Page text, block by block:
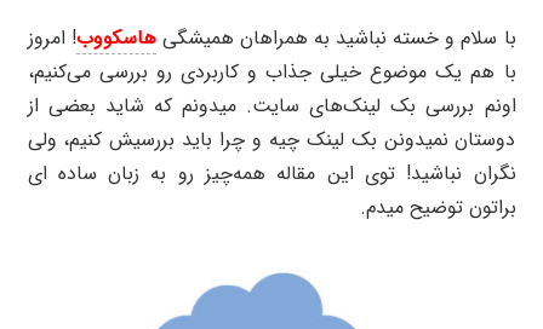
با سلام و خسته نباشید به همراهان همیشگیهاسکووب! امروز
با هم یک موضوع خیلی جذاب و کاربردی رو بررسی می‌کنیم،
اونم بررسی بک لینک‌های سایت. میدونم که شاید بعضی از
دوستان نمیدونن بک لینک چیه و چرا باید بررسیش کنیم، ولی
نگران نباشید! توی این مقاله همه‌چیز رو به زبان ساده ای
براتون توضیح میدم.